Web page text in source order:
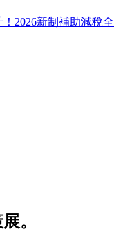
2026新制補助減稅全
。